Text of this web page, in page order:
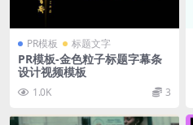
PR模板 标题文字
PR模板-金色粒子标题字幕条
设计视频模板
1.0K 3